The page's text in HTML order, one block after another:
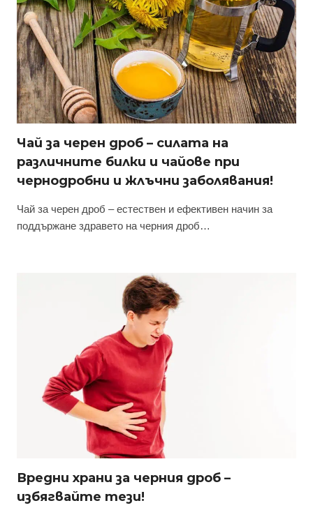
Чай за черен дроб – силата на
различните билки и чайове при
чернодробни и жлъчни заболявания!
Чай за черен дроб – естествен и ефективен начин за
поддържане здравето на черния дроб…
Вредни храни за черния дроб –
избягвайте тези!